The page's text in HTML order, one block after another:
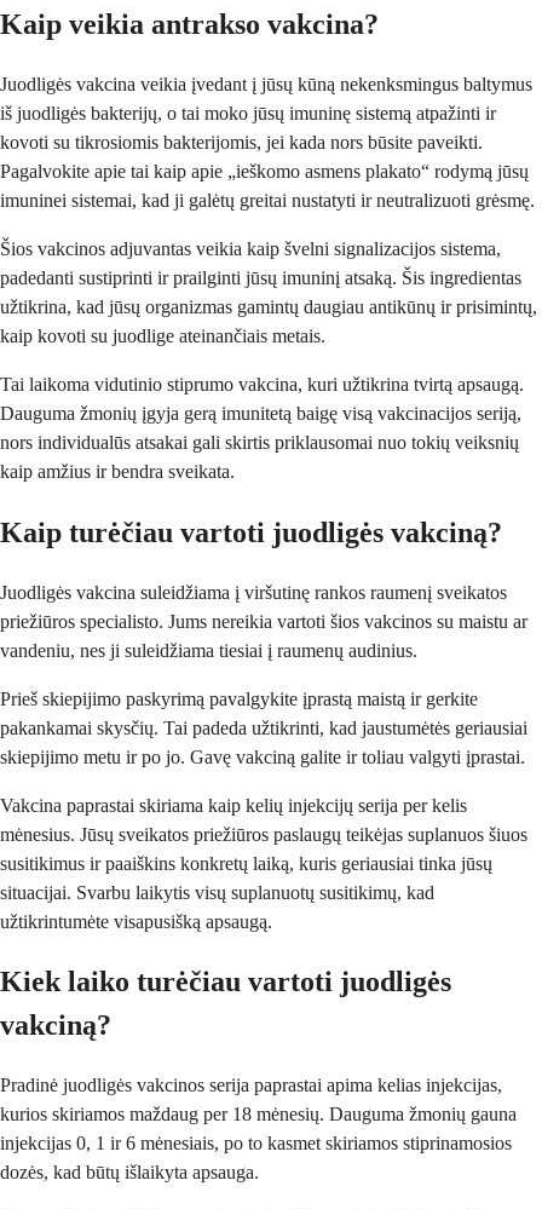
Kaip veikia antrakso vakcina?
Juodligės vakcina veikia įvedant į jūsų kūną nekenksmingus baltymus
iš juodligės bakterijų, o tai moko jūsų imuninę sistemą atpažinti ir
kovoti su tikrosiomis bakterijomis, jei kada nors būsite paveikti.
Pagalvokite apie tai kaip apie „ieškomo asmens plakato“ rodymą jūsų
imuninei sistemai, kad ji galėtų greitai nustatyti ir neutralizuoti grėsmę.
Šios vakcinos adjuvantas veikia kaip švelni signalizacijos sistema,
padedanti sustiprinti ir prailginti jūsų imuninį atsaką. Šis ingredientas
užtikrina, kad jūsų organizmas gamintų daugiau antikūnų ir prisimintų,
kaip kovoti su juodlige ateinančiais metais.
Tai laikoma vidutinio stiprumo vakcina, kuri užtikrina tvirtą apsaugą.
Dauguma žmonių įgyja gerą imunitetą baigę visą vakcinacijos seriją,
nors individualūs atsakai gali skirtis priklausomai nuo tokių veiksnių
kaip amžius ir bendra sveikata.
Kaip turėčiau vartoti juodligės vakciną?
Juodligės vakcina suleidžiama į viršutinę rankos raumenį sveikatos
priežiūros specialisto. Jums nereikia vartoti šios vakcinos su maistu ar
vandeniu, nes ji suleidžiama tiesiai į raumenų audinius.
Prieš skiepijimo paskyrimą pavalgykite įprastą maistą ir gerkite
pakankamai skysčių. Tai padeda užtikrinti, kad jaustumėtės geriausiai
skiepijimo metu ir po jo. Gavę vakciną galite ir toliau valgyti įprastai.
Vakcina paprastai skiriama kaip kelių injekcijų serija per kelis
mėnesius. Jūsų sveikatos priežiūros paslaugų teikėjas suplanuos šiuos
susitikimus ir paaiškins konkretų laiką, kuris geriausiai tinka jūsų
situacijai. Svarbu laikytis visų suplanuotų susitikimų, kad
užtikrintumėte visapusišką apsaugą.
Kiek laiko turėčiau vartoti juodligės
vakciną?
Pradinė juodligės vakcinos serija paprastai apima kelias injekcijas,
kurios skiriamos maždaug per 18 mėnesių. Dauguma žmonių gauna
injekcijas 0, 1 ir 6 mėnesiais, po to kasmet skiriamos stiprinamosios
dozės, kad būtų išlaikyta apsauga.